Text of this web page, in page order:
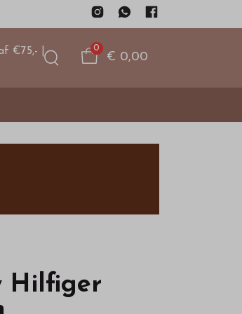
€75,- |
0
€ 0,00
Hilfiger